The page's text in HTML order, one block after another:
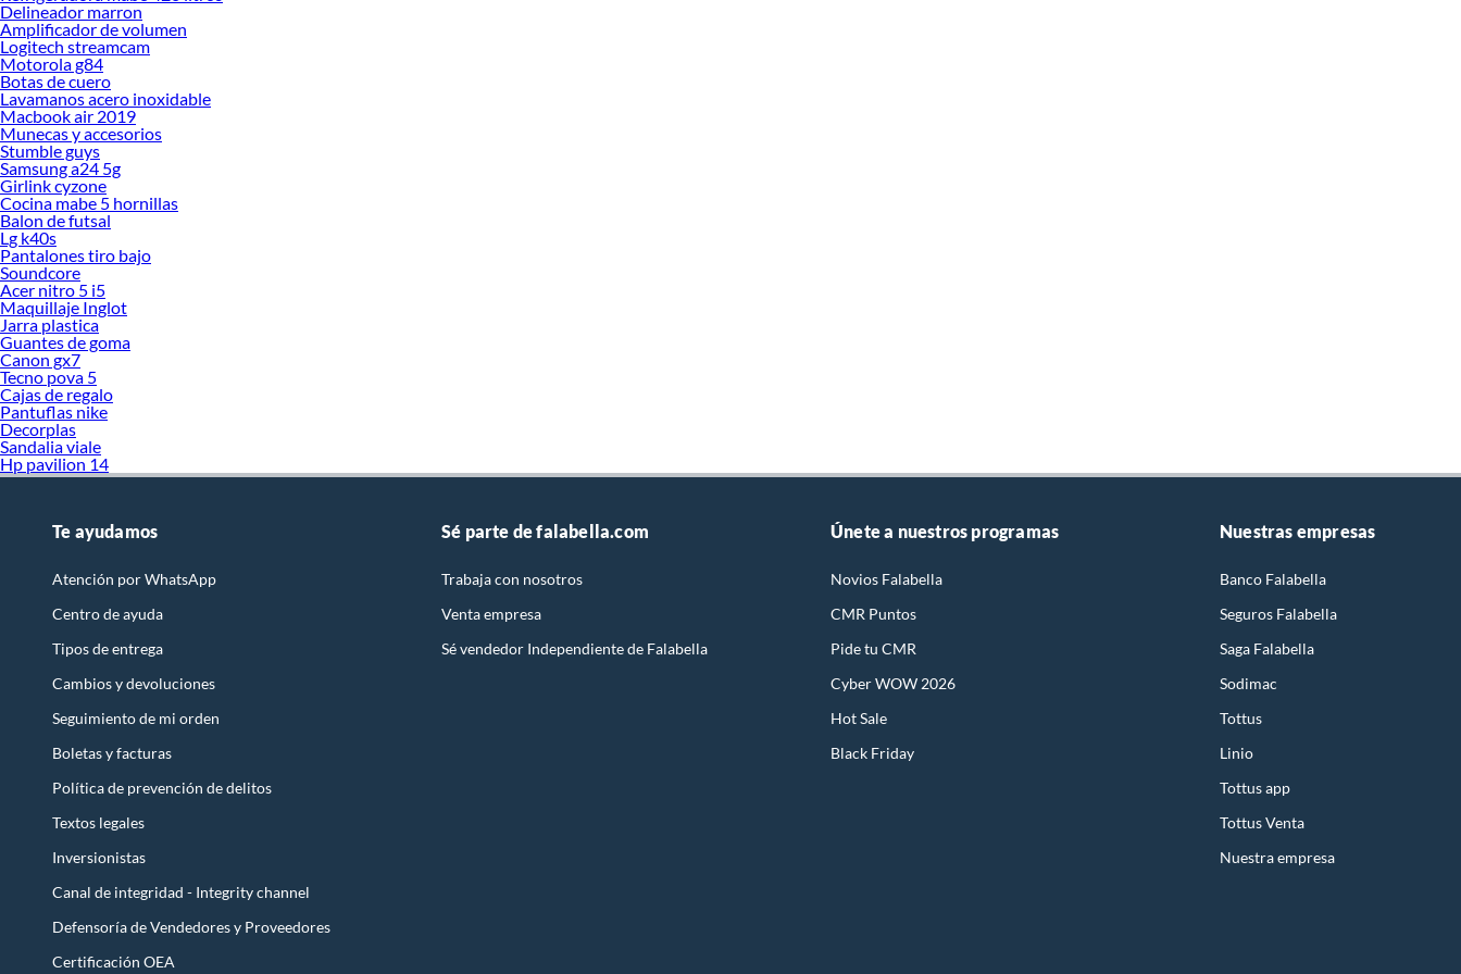
Delineador marron
Amplificador de volumen
Logitech streamcam
Motorola g84
Botas de cuero
Lavamanos acero inoxidable
Macbook air 2019
Munecas y accesorios
Stumble guys
Samsung a24 5g
Girlink cyzone
Cocina mabe 5 hornillas
Balon de futsal
Lg k40s
Pantalones tiro bajo
Soundcore
Acer nitro 5 i5
Maquillaje Inglot
Jarra plastica
Guantes de goma
Canon gx7
Tecno pova 5
Cajas de regalo
Pantuflas nike
Decorplas
Sandalia viale
Hp pavilion 14
Te ayudamos
Atención por WhatsApp
Centro de ayuda
Tipos de entrega
Cambios y devoluciones
Seguimiento de mi orden
Boletas y facturas
Política de prevención de delitos
Textos legales
Inversionistas
Canal de integridad - Integrity channel
Defensoría de Vendedores y Proveedores
Certificación OEA
Sé parte de falabella.com
Trabaja con nosotros
Venta empresa
Sé vendedor Independiente de Falabella
Únete a nuestros programas
Novios Falabella
CMR Puntos
Pide tu CMR
Cyber WOW 2026
Hot Sale
Black Friday
Nuestras empresas
Banco Falabella
Seguros Falabella
Saga Falabella
Sodimac
Tottus
Linio
Tottus app
Tottus Venta
Nuestra empresa